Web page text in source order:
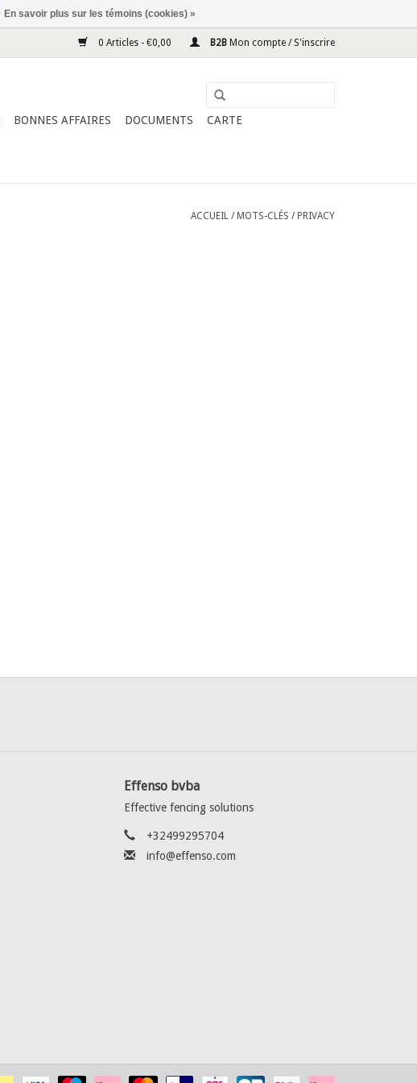
0 Articles - €0,00 B2B Mon compte / S'inscrire
BONNES AFFAIRES DOCUMENTS
CARTE
ACCUEIL / MOTS-CLÉS / PRIVACY
Effenso bvba
Effective fencing solutions
+32499295704
info@effenso.com
En savoir plus sur les témoins (cookies) »